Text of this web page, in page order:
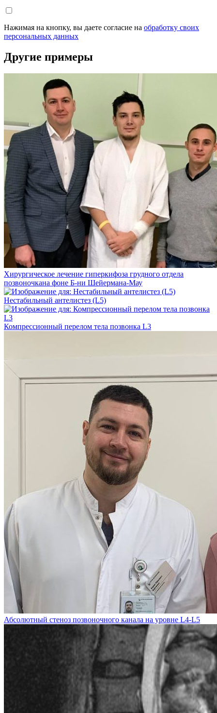
Нажимая на кнопку, вы даете согласие на обработку своих
персональных данных
Другие примеры
Хирургическое лечение гиперкифоза грудного отдела
позвоночкана фоне Б-ни Шейермана-Мау
Нестабильный антелистез (L5)
Компрессионный перелом тела позвонка L3
Абсолютный стеноз позвоночного канала на уровне L4-L5